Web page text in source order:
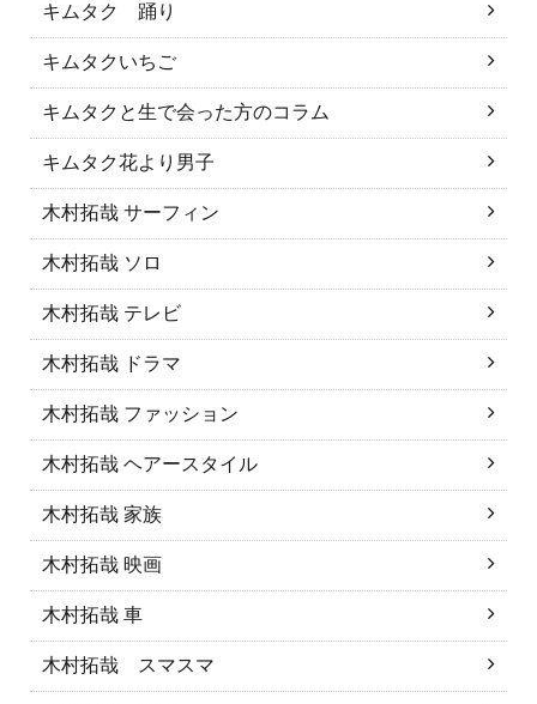
キムタク 踊り
キムタクいちご
キムタクと生で会った方のコラム
キムタク花より男子
木村拓哉 サーフィン
木村拓哉 ソロ
木村拓哉 テレビ
木村拓哉 ドラマ
木村拓哉 ファッション
木村拓哉 ヘアースタイル
木村拓哉 家族
木村拓哉 映画
木村拓哉 車
木村拓哉 スマスマ